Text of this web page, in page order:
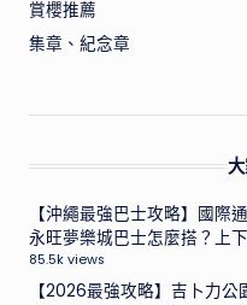
賞櫻推薦
集章、紀念章
【沖繩最強巴士攻略】國際
永旺夢樂城巴士怎麼搭？上
85.5k views
【2026最強攻略】吉卜力